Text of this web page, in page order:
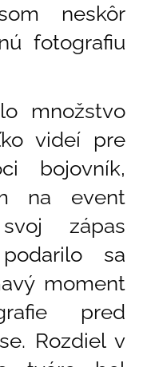
neskôr
fotografiu
množstvo
videí pre
bojovník,
na event
zápas
sa
moment
pred
Rozdiel v